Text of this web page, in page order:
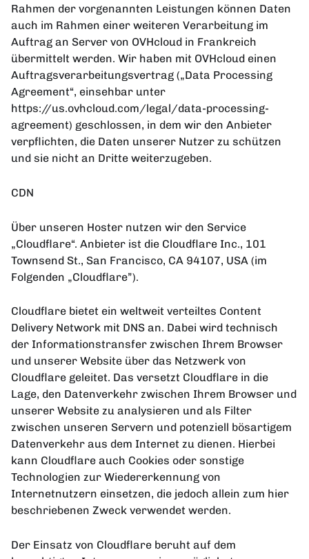
Rahmen der vorgenannten Leistungen können Daten
auch im Rahmen einer weiteren Verarbeitung im
Auftrag an Server von OVHcloud in Frankreich
übermittelt werden. Wir haben mit OVHcloud einen
Auftragsverarbeitungsvertrag („Data Processing
Agreement“, einsehbar unter
https://us.ovhcloud.com/legal/data-processing-
agreement) geschlossen, in dem wir den Anbieter
verpflichten, die Daten unserer Nutzer zu schützen
und sie nicht an Dritte weiterzugeben.
CDN
Über unseren Hoster nutzen wir den Service
„Cloudflare“. Anbieter ist die Cloudflare Inc., 101
Townsend St., San Francisco, CA 94107, USA (im
Folgenden „Cloudflare”).
Cloudflare bietet ein weltweit verteiltes Content
Delivery Network mit DNS an. Dabei wird technisch
der Informationstransfer zwischen Ihrem Browser
und unserer Website über das Netzwerk von
Cloudflare geleitet. Das versetzt Cloudflare in die
Lage, den Datenverkehr zwischen Ihrem Browser und
unserer Website zu analysieren und als Filter
zwischen unseren Servern und potenziell bösartigem
Datenverkehr aus dem Internet zu dienen. Hierbei
kann Cloudflare auch Cookies oder sonstige
Technologien zur Wiedererkennung von
Internetnutzern einsetzen, die jedoch allein zum hier
beschriebenen Zweck verwendet werden.
Der Einsatz von Cloudflare beruht auf dem